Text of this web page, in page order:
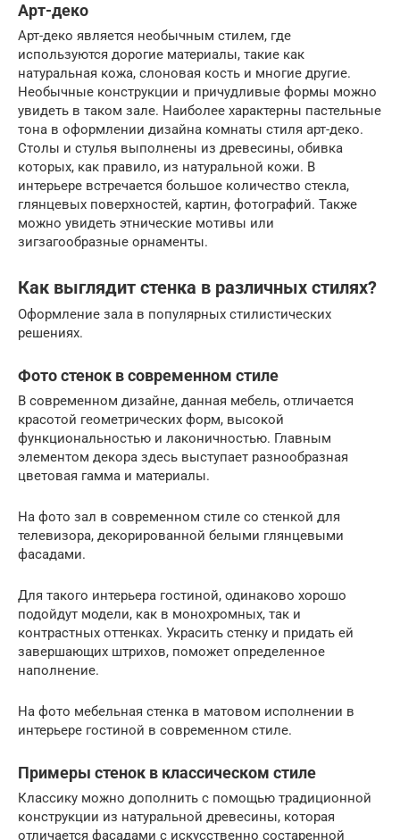
Арт-деко
Арт-деко является необычным стилем, где
используются дорогие материалы, такие как
натуральная кожа, слоновая кость и многие другие.
Необычные конструкции и причудливые формы можно
увидеть в таком зале. Наиболее характерны пастельные
тона в оформлении дизайна комнаты стиля арт-деко.
Столы и стулья выполнены из древесины, обивка
которых, как правило, из натуральной кожи. В
интерьере встречается большое количество стекла,
глянцевых поверхностей, картин, фотографий. Также
можно увидеть этнические мотивы или
зигзагообразные орнаменты.
Как выглядит стенка в различных стилях?
Оформление зала в популярных стилистических
решениях.
Фото стенок в современном стиле
В современном дизайне, данная мебель, отличается
красотой геометрических форм, высокой
функциональностью и лаконичностью. Главным
элементом декора здесь выступает разнообразная
цветовая гамма и материалы.
На фото зал в современном стиле со стенкой для
телевизора, декорированной белыми глянцевыми
фасадами.
Для такого интерьера гостиной, одинаково хорошо
подойдут модели, как в монохромных, так и
контрастных оттенках. Украсить стенку и придать ей
завершающих штрихов, поможет определенное
наполнение.
На фото мебельная стенка в матовом исполнении в
интерьере гостиной в современном стиле.
Примеры стенок в классическом стиле
Классику можно дополнить с помощью традиционной
конструкции из натуральной древесины, которая
отличается фасадами с искусственно состаренной